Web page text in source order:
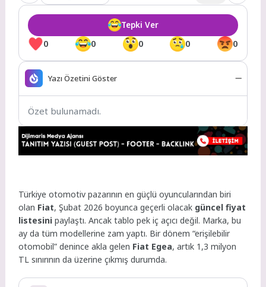
0 0 0 0 0
Tepki Ver
Yazı Özetini Göster
Özet bulunamadı.
Türkiye otomotiv pazarının en güçlü oyuncularından biri
olan Fiat, Şubat 2026 boyunca geçerli olacak güncel fiyat
listesini paylaştı. Ancak tablo pek iç açıcı değil. Marka, bu
ay da tüm modellerine zam yaptı. Bir dönem “erişilebilir
otomobil” denince akla gelen Fiat Egea, artık 1,3 milyon
TL sınırının da üzerine çıkmış durumda.